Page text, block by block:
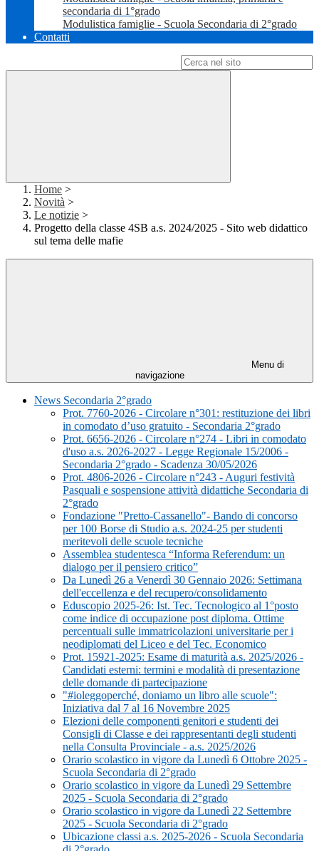
secondaria di 1°grado
Modulistica famiglie - Scuola Secondaria di 2°grado
Contatti
Home >
Novità >
Le notizie >
Progetto della classe 4SB a.s. 2024/2025 - Sito web didattico
sul tema delle mafie
Menu di
navigazione
News Secondaria 2°grado
Prot. 7760-2026 - Circolare n°301: restituzione dei libri
in comodato d’uso gratuito - Secondaria 2°grado
Prot. 6656-2026 - Circolare n°274 - Libri in comodato
d'uso a.s. 2026-2027 - Legge Regionale 15/2006 -
Secondaria 2°grado - Scadenza 30/05/2026
Prot. 4806-2026 - Circolare n°243 - Auguri festività
Pasquali e sospensione attività didattiche Secondaria di
2°grado
Fondazione "Pretto-Cassanello"- Bando di concorso
per 100 Borse di Studio a.s. 2024-25 per studenti
meritevoli delle scuole tecniche
Assemblea studentesca “Informa Referendum: un
dialogo per il pensiero critico”
Da Lunedì 26 a Venerdì 30 Gennaio 2026: Settimana
dell'eccellenza e del recupero/consolidamento
Eduscopio 2025-26: Ist. Tec. Tecnologico al 1°posto
come indice di occupazione post diploma. Ottime
percentuali sulle immatricolazioni universitarie per i
neodiplomati del Liceo e del Tec. Economico
Prot. 15921-2025: Esame di maturità a.s. 2025/2026 -
Candidati esterni: termini e modalità di presentazione
delle domande di partecipazione
"#ioleggoperché, doniamo un libro alle scuole":
Iniziativa dal 7 al 16 Novembre 2025
Elezioni delle componenti genitori e studenti dei
Consigli di Classe e dei rappresentanti degli studenti
nella Consulta Provinciale - a.s. 2025/2026
Orario scolastico in vigore da Lunedì 6 Ottobre 2025 -
Scuola Secondaria di 2°grado
Orario scolastico in vigore da Lunedì 29 Settembre
2025 - Scuola Secondaria di 2°grado
Orario scolastico in vigore da Lunedì 22 Settembre
2025 - Scuola Secondaria di 2°grado
Ubicazione classi a.s. 2025-2026 - Scuola Secondaria